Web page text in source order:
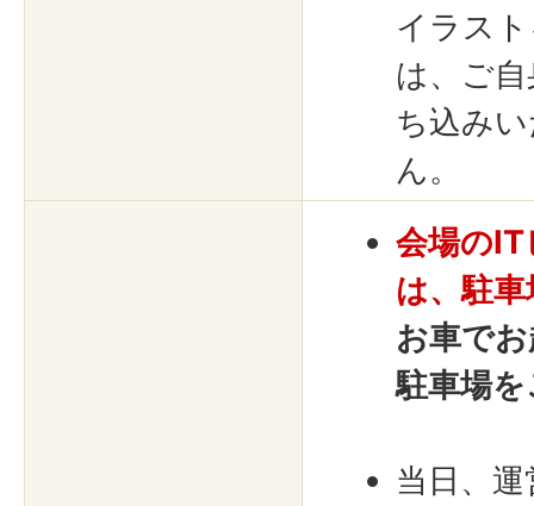
イラス
は、ご
ち込み
ん。
会場の
は、駐
お車で
駐車場
当日、